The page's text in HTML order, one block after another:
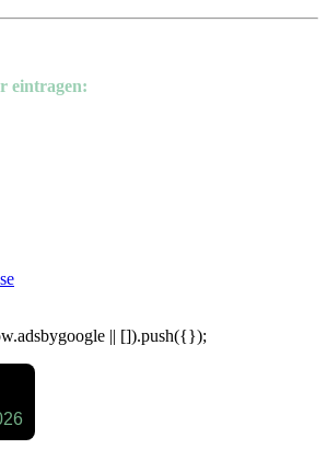
eintragen:
|| []).push({});